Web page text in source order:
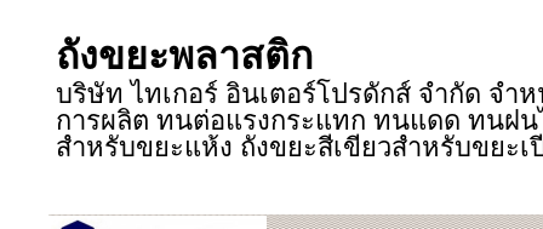
ถังขยะพลาสติก
บริษัท ไทเกอร์ อินเตอร์โปรดักส์ จำกัด จำ
การผลิต ทนต่อแรงกระแทก ทนแดด ทนฝน
สำหรับขยะแห้ง ถังขยะสีเขียวสำหรับขยะ